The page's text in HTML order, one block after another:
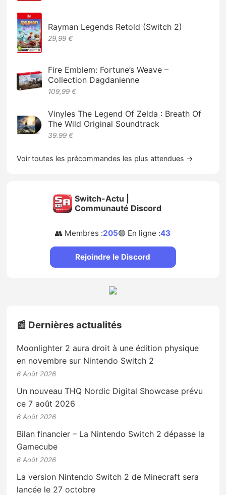
Rayman Legends Retold (Switch 2)
29,99 €
Fire Emblem: Fortune’s Weave –
Collection Dagdanienne
109,99 €
Vinyles The Legend Of Zelda : Breath Of
The Wild Original Soundtrack
39.99 €
Voir toutes les précommandes les plus attendues →
Switch-Actu |
Communauté Discord
👥 Membres :205🟢 En ligne :43
Rejoindre le Discord
📰 Dernières actualités
Moonlighter 2 aura droit à une édition physique
en novembre sur Nintendo Switch 2
6 Août 2026
Un nouveau THQ Nordic Digital Showcase prévu
ce 7 août 2026
6 Août 2026
Bilan financier – La Nintendo Switch 2 dépasse la
Gamecube
6 Août 2026
La version Nintendo Switch 2 de Minecraft sera
lancée le 27 octobre